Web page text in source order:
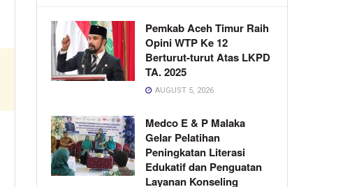
Pemkab Aceh Timur Raih
Opini WTP Ke 12
Berturut-turut Atas LKPD
TA. 2025
AUGUST 5, 2026
Medco E & P Malaka
Gelar Pelatihan
Peningkatan Literasi
Edukatif dan Penguatan
Layanan Konseling